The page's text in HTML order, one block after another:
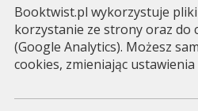
Booktwist.pl wykorzystuje pliki
korzystanie ze strony oraz do
(Google Analytics). Możesz
cookies, zmieniając